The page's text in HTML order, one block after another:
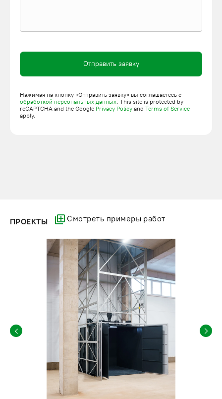
работы, техническое обслуживание. Цену на шахтный
сайте, заполнив онлайн-форму с параметрами. Для заказа
оборудования оставьте онлайн-заявку.
Отправить заявку
Нажимая на кнопку «Отправить заявку» вы соглашаетесь с
обработкой персональных данных. This site is protected by
reCAPTCHA and the Google Privacy Policy and Terms of Service
apply.
ПРОЕКТЫ Смотреть примеры работ